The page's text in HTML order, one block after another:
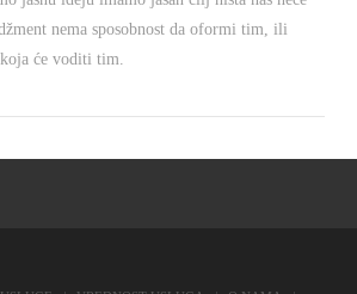
nema sposobnost da oformi tim, ili
će voditi tim.